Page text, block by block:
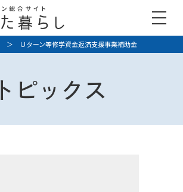
＞ Ｕターン等修学資金返済支援事業補助金
トピックス